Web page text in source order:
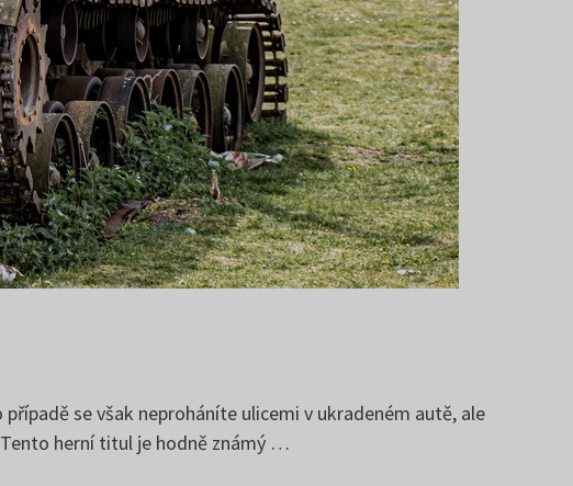
se však neproháníte ulicemi v ukradeném autě, ale
herní titul je hodně známý …